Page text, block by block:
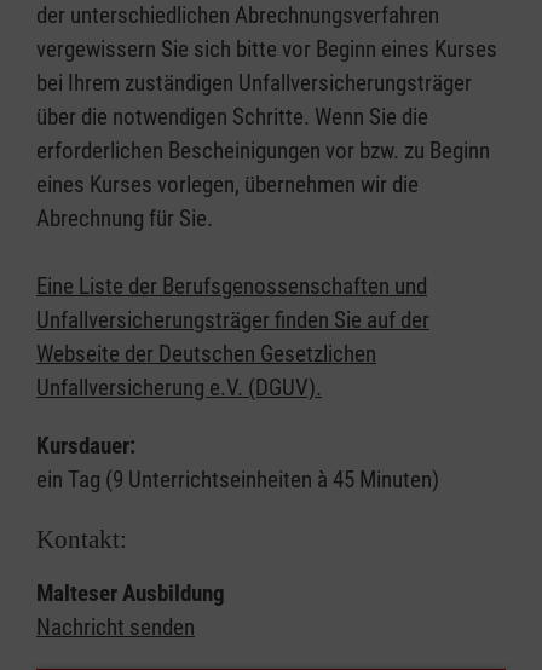
der unterschiedlichen Abrechnungsverfahren
vergewissern Sie sich bitte vor Beginn eines Kurses
bei Ihrem zuständigen Unfallversicherungsträger
über die notwendigen Schritte. Wenn Sie die
erforderlichen Bescheinigungen vor bzw. zu Beginn
eines Kurses vorlegen, übernehmen wir die
Abrechnung für Sie.
Eine Liste der Berufsgenossenschaften und
Unfallversicherungsträger finden Sie auf der
Webseite der Deutschen Gesetzlichen
Unfallversicherung e.V. (DGUV).
Kursdauer:
ein Tag (9 Unterrichtseinheiten à 45 Minuten)
Kontakt:
Malteser Ausbildung
Nachricht senden